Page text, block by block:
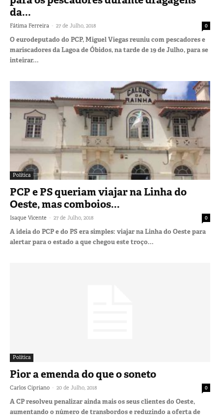
da...
Fátima Ferreira - 27 de Julho, 2018 0
O eurodeputado do PCP, Miguel Viegas reuniu com pescadores e
mariscadores da Lagoa de Óbidos, na tarde de 19 de Julho, para se
inteirar...
Política
PCP e PS queriam viajar na Linha do
Oeste, mas comboios...
Isaque Vicente - 27 de Julho, 2018 0
A ideia do PCP e do PS era simples: viajar na Linha do Oeste para
alertar para o estado a que chegou este troço...
Política
Pior a emenda do que o soneto
Carlos Cipriano - 20 de Julho, 2018 0
A CP resolveu penalizar ainda mais os seus clientes do Oeste,
aumentando o número de transbordos e reduzindo a oferta de